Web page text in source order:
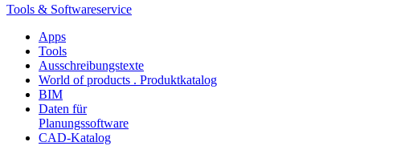
Tools & Softwareservice
Apps
Tools
Ausschreibungstexte
World of products . Produktkatalog
BIM
Daten für
Planungssoftware
CAD-Katalog